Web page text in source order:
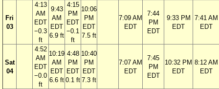
Fri
03
4:13
AM
EDT
−0.3
ft
9:43
AM
EDT
6.9 ft
4:15
PM
EDT
−0.1
ft
10:06
PM
EDT
7.5 ft
7:09 AM
EDT
7:44
PM
EDT
9:33 PM
EDT
7:41 AM
EDT
Sat
04
4:52
AM
EDT
−0.0
ft
10:19
AM
EDT
6.6 ft
4:48
PM
EDT
0.1 ft
10:40
PM
EDT
7.3 ft
7:07 AM
EDT
7:45
PM
EDT
10:32 PM
EDT
8:12 AM
EDT